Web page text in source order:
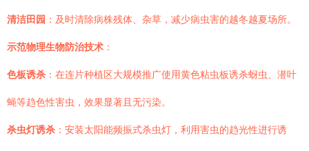
清洁田园 ：及时清除病株残体、杂草，减少病虫害的越冬越夏场所。
示范物理生物防治技术 ：
色板诱杀 ：在连片种植区大规模推广使用黄色粘虫板诱杀蚜虫、潜叶
蝇等趋色性害虫，效果显著且无污染。
杀虫灯诱杀 ：安装太阳能频振式杀虫灯，利用害虫的趋光性进行诱